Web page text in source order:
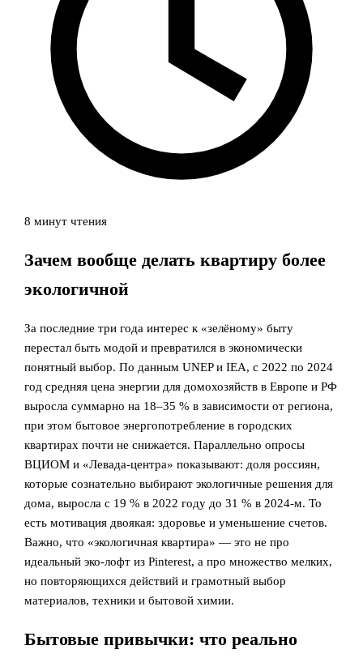
8 минут чтения
Зачем вообще делать квартиру более
экологичной
За последние три года интерес к «зелёному» быту
перестал быть модой и превратился в экономически
понятный выбор. По данным UNEP и IEA, с 2022 по 2024
год средняя цена энергии для домохозяйств в Европе и РФ
выросла суммарно на 18–35 % в зависимости от региона,
при этом бытовое энергопотребление в городских
квартирах почти не снижается. Параллельно опросы
ВЦИОМ и «Левада-центра» показывают: доля россиян,
которые сознательно выбирают экологичные решения для
дома, выросла с 19 % в 2022 году до 31 % в 2024-м. То
есть мотивация двоякая: здоровье и уменьшение счетов.
Важно, что «экологичная квартира» — это не про
идеальный эко-лофт из Pinterest, а про множество мелких,
но повторяющихся действий и грамотный выбор
материалов, техники и бытовой химии.
Бытовые привычки: что реально